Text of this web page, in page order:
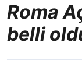
Roma
belli